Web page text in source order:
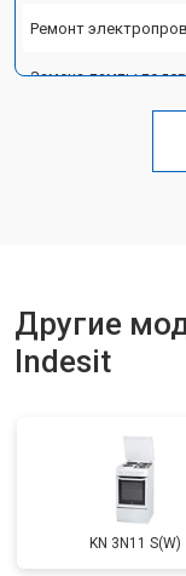
Ремонт
Замена лампы
Другие
Indesit
KN 3N11 S(W)